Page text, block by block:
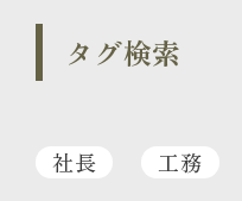
タグ検索
社長 工務